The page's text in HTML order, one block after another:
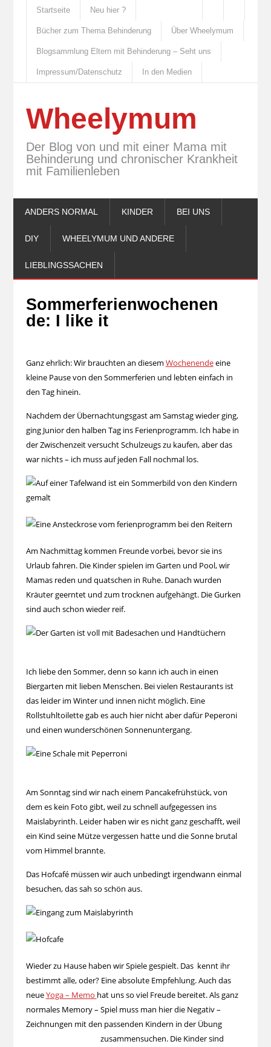
Startseite Neu hier ?
Bücher zum Thema Behinderung Über Wheelymum
Blogsammlung Eltern mit Behinderung – Seht uns
Impressum/Datenschutz In den Medien
Wheelymum
Der Blog von und mit einer Mama mit
Behinderung und chronischer Krankheit
mit Familienleben
ANDERS NORMAL KINDER BEI UNS
DIY WHEELYMUM UND ANDERE
LIEBLINGSSACHEN
Sommerferienwochenen
de: I like it
Ganz ehrlich: Wir brauchten an diesem Wochenendeeine
kleine Pause von den Sommerferien und lebten einfach in
den Tag hinein.
Nachdem der Übernachtungsgast am Samstag wieder ging,
ging Junior den halben Tag ins Ferienprogramm. Ich habe in
der Zwischenzeit versucht Schulzeugs zu kaufen, aber das
war nichts – ich muss auf jeden Fall nochmal los.
Am Nachmittag kommen Freunde vorbei, bevor sie ins
Urlaub fahren. Die Kinder spielen im Garten und Pool, wir
Mamas reden und quatschen in Ruhe. Danach wurden
Kräuter geerntet und zum trocknen aufgehängt. Die Gurken
sind auch schon wieder reif.
Ich liebe den Sommer, denn so kann ich auch in einen
Biergarten mit lieben Menschen. Bei vielen Restaurants ist
das leider im Winter und innen nicht möglich. Eine
Rollstuhltoilette gab es auch hier nicht aber dafür Peperoni
und einen wunderschönen Sonnenuntergang.
Am Sonntag sind wir nach einem Pancakefrühstück, von
dem es kein Foto gibt, weil zu schnell aufgegessen ins
Maislabyrinth. Leider haben wir es nicht ganz geschafft, weil
ein Kind seine Mütze vergessen hatte und die Sonne brutal
vom Himmel brannte.
Das Hofcafé müssen wir auch unbedingt irgendwann einmal
besuchen, das sah so schön aus.
Wieder zu Hause haben wir Spiele gespielt. Das kennt ihr
bestimmt alle, oder? Eine absolute Empfehlung. Auch das
neueYoga – Memo hat uns so viel Freude bereitet. Als ganz
normales Memory – Spiel muss man hier die Negativ –
Zeichnungen mit den passenden Kindern in der Übung
zusammensuchen. Die Kindersind